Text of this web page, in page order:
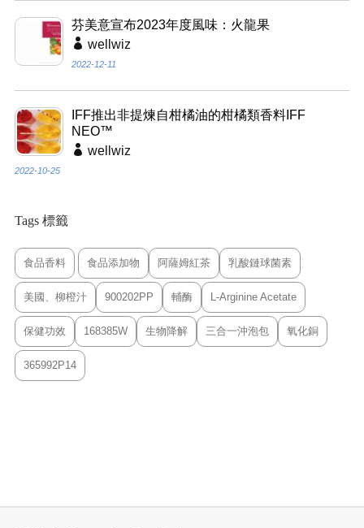
芬美意宣布2023年度風味：火龍果
wellwiz
2022-12-11
IFF推出非提煉自柑橘油的柑橘類香料IFF
NEO™
wellwiz
2022-10-25
Tags 標籤
食品香料 食品添加物 阿薩姆紅茶 乳酸鏈球菌素
美國、柳橙汁 900202PP 輔酶 L-Arginine Acetate
保健功效 168385W 生物降解 三合一沖泡包 氧化銅
365992P14